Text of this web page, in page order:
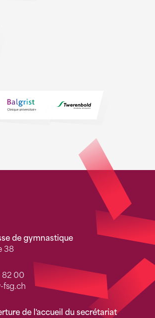
de gymnastique
38
82 00
fsg.ch
de l'accueil du secrétariat